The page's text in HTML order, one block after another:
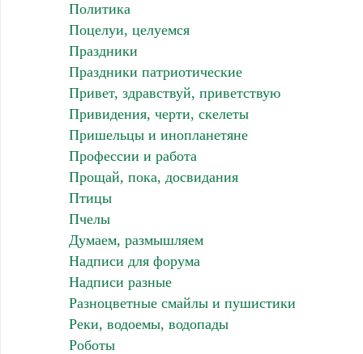
Политика
Поцелуи, целуемся
Праздники
Праздники патриотические
Привет, здравствуй, приветствую
Привидения, черти, скелеты
Пришельцы и инопланетяне
Профессии и работа
Прощай, пока, досвидания
Птицы
Пчелы
Думаем, размышляем
Надписи для форума
Надписи разные
Разноцветные смайлы и пушистики
Реки, водоемы, водопады
Роботы